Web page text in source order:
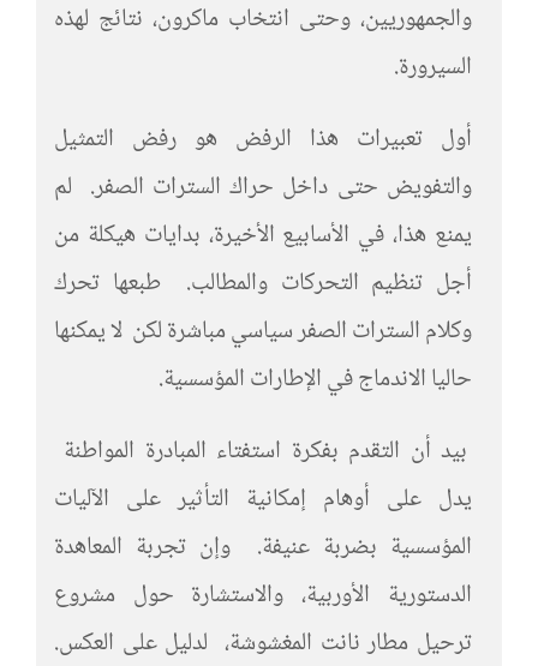
والجمهوريين، وحتى انتخاب ماكرون، نتائج لهذه
السيرورة.
أول تعبيرات هذا الرفض هو رفض التمثيل
والتفويض حتى داخل حراك السترات الصفر. لم
يمنع هذا، في الأسابيع الأخيرة، بدايات هيكلة من
أجل تنظيم التحركات والمطالب. طبعها تحرك
وكلام السترات الصفر سياسي مباشرة لكن لا يمكنها
حاليا الاندماج في الإطارات المؤسسية.
بيد أن التقدم بفكرة استفتاء المبادرة المواطنة
يدل على أوهام إمكانية التأثير على الآليات
المؤسسية بضربة عنيفة. وإن تجربة المعاهدة
الدستورية الأوربية، والاستشارة حول مشروع
ترحيل مطار نانت المغشوشة، لدليل على العكس.